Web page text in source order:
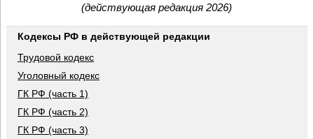
(действующая редакция 2026)
Кодексы РФ в действующей редакции
Трудовой кодекс
Уголовный кодекс
ГК РФ (часть 1)
ГК РФ (часть 2)
ГК РФ (часть 3)